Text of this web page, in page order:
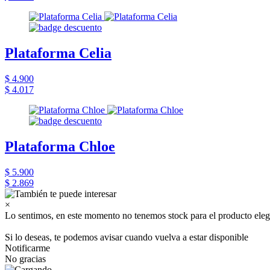
Plataforma Celia
$ 4.900
$ 4.017
Plataforma Chloe
$ 5.900
$ 2.869
×
Lo sentimos, en este momento no tenemos stock para el producto
Si lo deseas, te podemos avisar cuando vuelva a estar disponible
Notificarme
No gracias